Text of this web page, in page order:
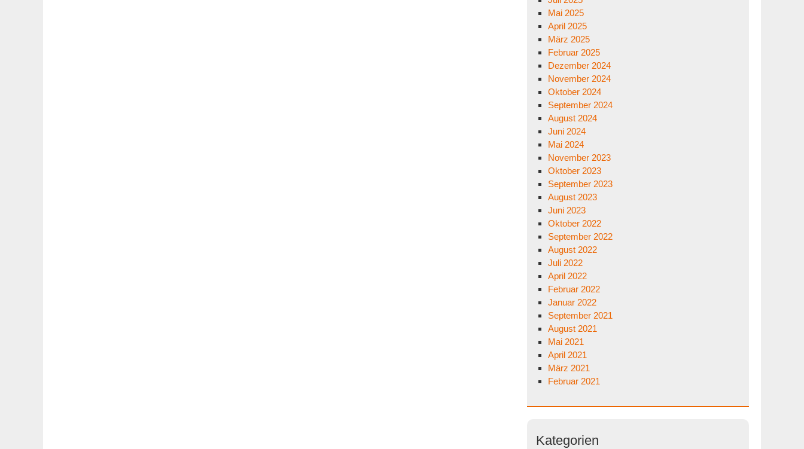
Mai 2025
April 2025
März 2025
Februar 2025
Dezember 2024
November 2024
Oktober 2024
September 2024
August 2024
Juni 2024
Mai 2024
November 2023
Oktober 2023
September 2023
August 2023
Juni 2023
Oktober 2022
September 2022
August 2022
Juli 2022
April 2022
Februar 2022
Januar 2022
September 2021
August 2021
Mai 2021
April 2021
März 2021
Februar 2021
Kategorien